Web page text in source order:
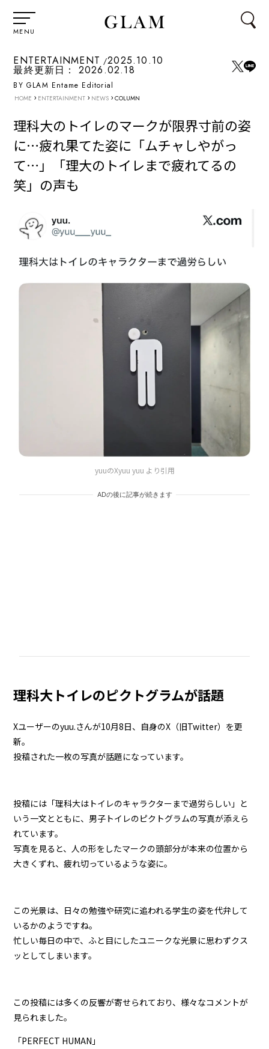
MENU
ENTERTAINMENT 2025.10.10
最終更新日： 2026.02.18
BY GLAM Entame Editorial
HOME › ENTERTAINMENT › NEWS › COLUMN
理科大のトイレのマークが限界寸前の姿
に…疲れ果てた姿に「ムチャしやがっ
て…」「理大のトイレまで疲れてるの
笑」の声も
yuuのXyuu yuu より引用
ADの後に記事が続きます
理科大トイレのピクトグラムが話題
Xユーザーのyuu.さんが10月8日、自身のX（旧Twitter）を更
新。
投稿された一枚の写真が話題になっています。
投稿には「理科大はトイレのキャラクターまで過労らしい」と
いう一文とともに、男子トイレのピクトグラムの写真が添えら
れています。
写真を見ると、人の形をしたマークの頭部分が本来の位置から
大きくずれ、疲れ切っているような姿に。
この光景は、日々の勉強や研究に追われる学生の姿を代弁して
いるかのようですね。
忙しい毎日の中で、ふと目にしたユニークな光景に思わずクス
ッとしてしまいます。
この投稿には多くの反響が寄せられており、様々なコメントが
見られました。
「PERFECT HUMAN」